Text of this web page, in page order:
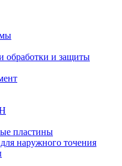
обработки и защиты
пластины
наружного точения